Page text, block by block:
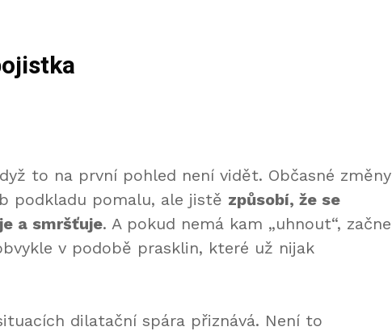
to na první pohled není vidět. Občasné změny
podkladu pomalu, ale jistě způsobí, že se
a smršťuje. A pokud nemá kam „uhnout“, začne
v podobě prasklin, které už nijak
dilatační spára přiznává. Není to